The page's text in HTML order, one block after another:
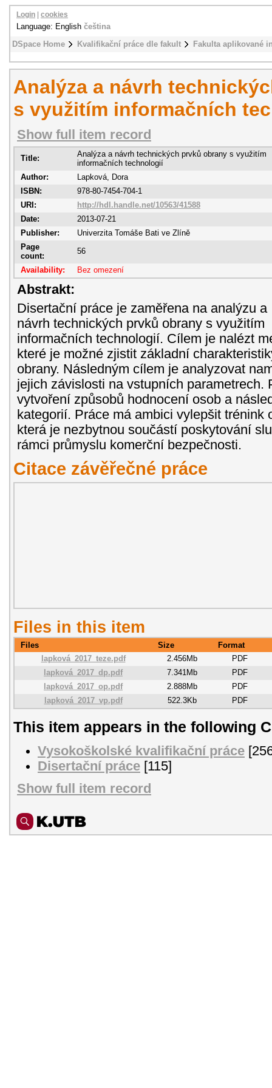
DSpace Home Kvalifikační práce dle fakult Fakulta aplikované
Login cookies
Language: English čeština
Analýza a návrh
s využitím informačních
Show full item record
Title:
Analýza a návrh technických prvků obrany s využitím
informačních technologií
Author:
Lapková, Dora
ISBN:
978-80-7454-704-1
URI:
http://hdl.handle.net/10563/41588
Date:
2013-07-21
Publisher:
Univerzita Tomáše Bati ve Zlíně
Page
count:
56
Availability: Bez omezení
Abstrakt:
Disertační práce je zaměřena na analýzu a
návrh technických prvků obrany s využitím
informačních technologií. Cílem je nalézt
které je možné zjistit základní
obrany. Následným cílem je analyzovat
jejich závislosti na vstupních parametrech.
vytvoření způsobů hodnocení osob a
kategorií. Práce má ambici vylepšit trénink
která je nezbytnou součástí poskytování
rámci průmyslu komerční bezpečnosti.
Citace závěřečné práce
Files in this item
Files Size
Format
lapková_2017_teze.pdf
2.456Mb
PDF
lapková_2017_dp.pdf
7.341Mb
PDF
lapková_2017_op.pdf
2.888Mb
PDF
lapková_2017_vp.pdf
522.3Kb PDF
This item appears in the following
Vysokoškolské kvalifikační práce
Disertační práce [115]
Show full item record